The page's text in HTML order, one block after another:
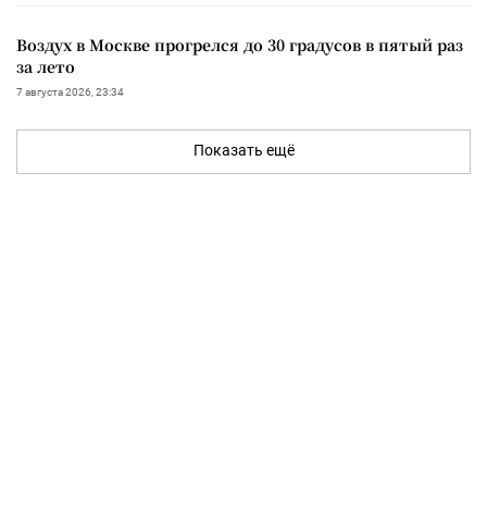
Воздух в Москве прогрелся до 30 градусов в пятый раз
за лето
7 августа 2026, 23:34
Показать ещё